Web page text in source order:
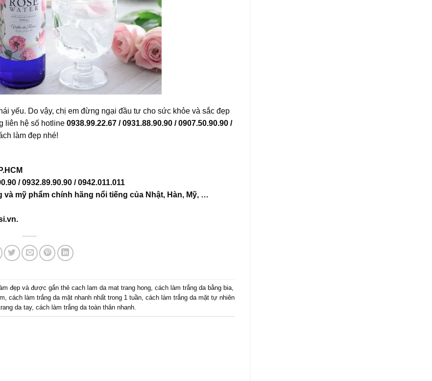
yếu. Do vậy, chị em đừng ngại đầu tư cho sức khỏe và sắc đẹp
liên hệ số hotline 0938.99.22.67 / 0931.88.90.90 / 0907.50.90.90 /
làm đẹp nhé!
/ 0932.89.90.90 / 0942.011.011
mỹ phẩm chính hãng nổi tiếng của Nhật, Hàn, Mỹ, …
.
đẹp và được gắn thẻ cach lam da mat trang hong cách làm trắng da bằng bia
cách làm trắng da mặt nhanh nhất trong 1 tuần cách làm trắng da mặt tự nhiên
da tay, cách làm trắng da toàn thân nhanh.